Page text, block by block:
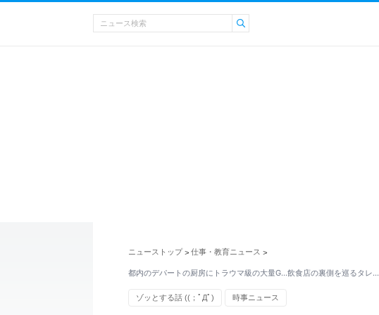
ニューストップ > 仕事・教育ニュース >
都内のデパートの厨房にトラウマ級の大量G…飲食店の裏側を巡るタレ…
ゾッとする話 ((；ﾟДﾟ) 時事ニュース